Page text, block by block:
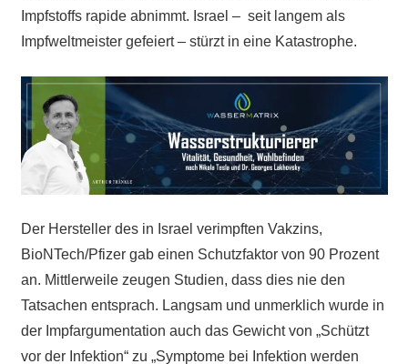
Impfstoffs rapide abnimmt. Israel – seit langem als
Impfweltmeister gefeiert – stürzt in eine Katastrophe.
Der Hersteller des in Israel verimpften Vakzins,
BioNTech/Pfizer gab einen Schutzfaktor von 90 Prozent
an. Mittlerweile zeugen Studien, dass dies nie den
Tatsachen entsprach. Langsam und unmerklich wurde in
der Impfargumentation auch das Gewicht von „Schützt
vor der Infektion“ zu „Symptome bei Infektion werden